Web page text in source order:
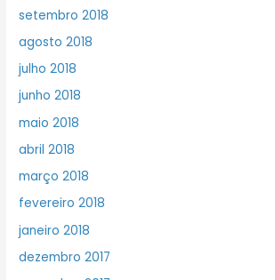
setembro 2018
agosto 2018
julho 2018
junho 2018
maio 2018
abril 2018
março 2018
fevereiro 2018
janeiro 2018
dezembro 2017